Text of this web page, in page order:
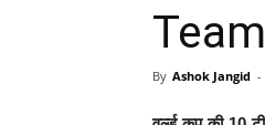
By Ashok Jangid -